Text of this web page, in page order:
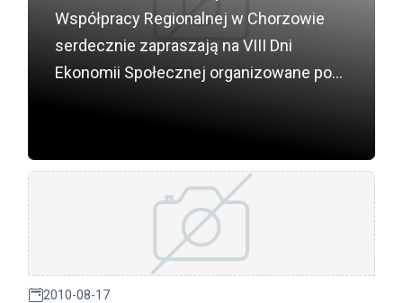
Współpracy Regionalnej w Chorzowie
serdecznie zapraszają na VIII Dni
Ekonomii Społecznej organizowane pod
2010-08-17